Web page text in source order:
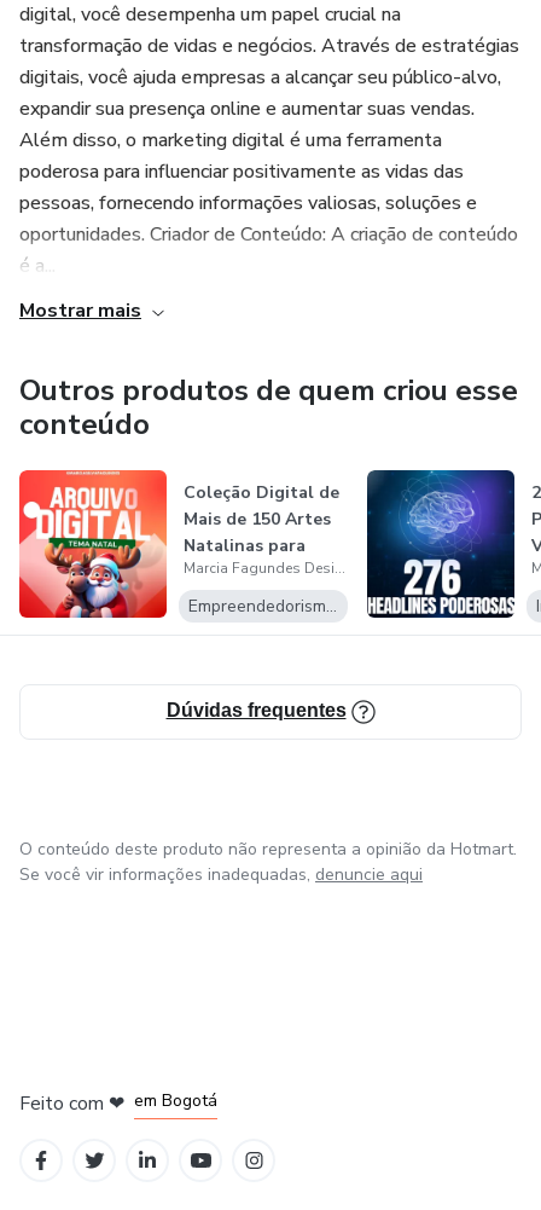
12-Elementos
13- Mockups
digital, você desempenha um papel crucial na
transformação de vidas e negócios. Através de estratégias
digitais, você ajuda empresas a alcançar seu público-alvo,
expandir sua presença online e aumentar suas vendas.
Além disso, o marketing digital é uma ferramenta
poderosa para influenciar positivamente as vidas das
pessoas, fornecendo informações valiosas, soluções e
oportunidades. Criador de Conteúdo: A criação de conteúdo
é a...
Mostrar mais
Outros produtos de quem criou esse
conteúdo
Coleção Digital de
Mais de 150 Artes
Natalinas para
Canecas...
Marcia Fagundes Designer
Empreendedorismo Digital
Dúvidas frequentes
O conteúdo deste produto não representa a opinião da Hotmart.
Se você vir informações inadequadas, denuncie aqui
Feito com ❤ em Bogotá